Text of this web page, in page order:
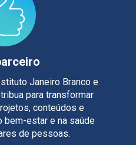
Janeiro Branco e
para transformar
conteúdos e
bem-estar e na saúde
de pessoas.